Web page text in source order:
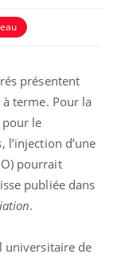
présentent
terme. Pour la
pour le
d’une
pourrait
publiée dans
.
universitaire de